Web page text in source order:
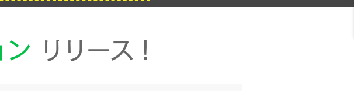
ン リリース！